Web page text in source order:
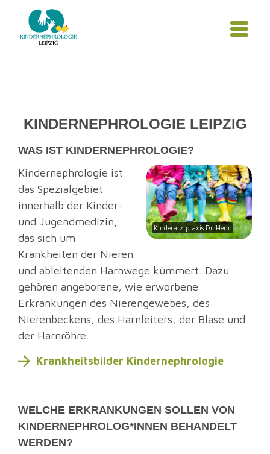
KINDERNEPHROLOGIE LEIPZIG
WAS IST KINDERNEPHROLOGIE?
Kinderarztpraxis Dr. Henn
Kindernephrologie ist
das Spezialgebiet
innerhalb der Kinder-
und Jugendmedizin,
das sich um
Krankheiten der Nieren
und ableitenden Harnwege kümmert. Dazu
gehören angeborene, wie erworbene
Erkrankungen des Nierengewebes, des
Nierenbeckens, des Harnleiters, der Blase und
der Harnröhre.
Krankheitsbilder Kindernephrologie
WELCHE ERKRANKUNGEN SOLLEN VON
KINDERNEPHROLOG*INNEN BEHANDELT
WERDEN?